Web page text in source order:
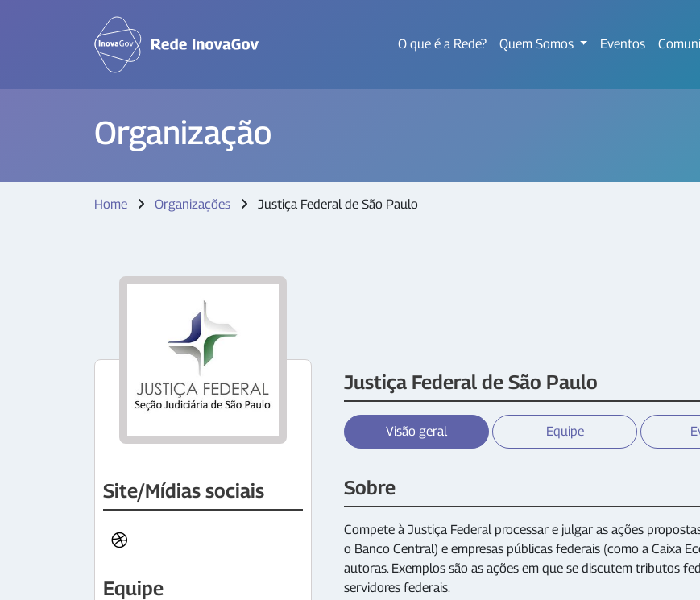
O que é a Rede? Quem Somos Eventos
Organização
Home Organizações Justiça Federal de São Paulo
Site/Mídias sociais
Equipe
Justiça Federal de São Paulo
Visão geral Equipe
Sobre
Compete à Justiça Federal processar e julgar as ações
o Banco Central) e empresas públicas federais (como a Caixa
autoras. Exemplos são as ações em que se discutem tributos
servidores federais.